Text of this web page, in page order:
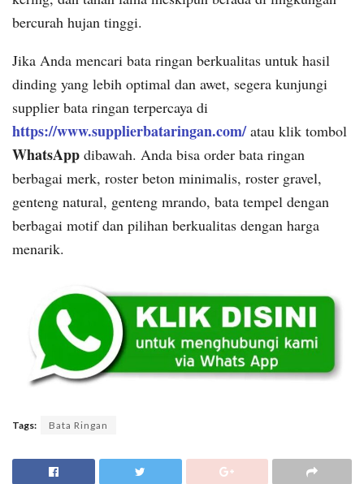
bercurah hujan tinggi.
Jika Anda mencari bata ringan berkualitas untuk hasil
dinding yang lebih optimal dan awet, segera kunjungi
supplier bata ringan terpercaya di
https://www.supplierbataringan.com/atau klik tombol
WhatsApp dibawah. Anda bisa order bata ringan
berbagai merk, roster beton minimalis, roster gravel,
genteng natural, genteng mrando, bata tempel dengan
berbagai motif dan pilihan berkualitas dengan harga
menarik.
Tags: Bata Ringan